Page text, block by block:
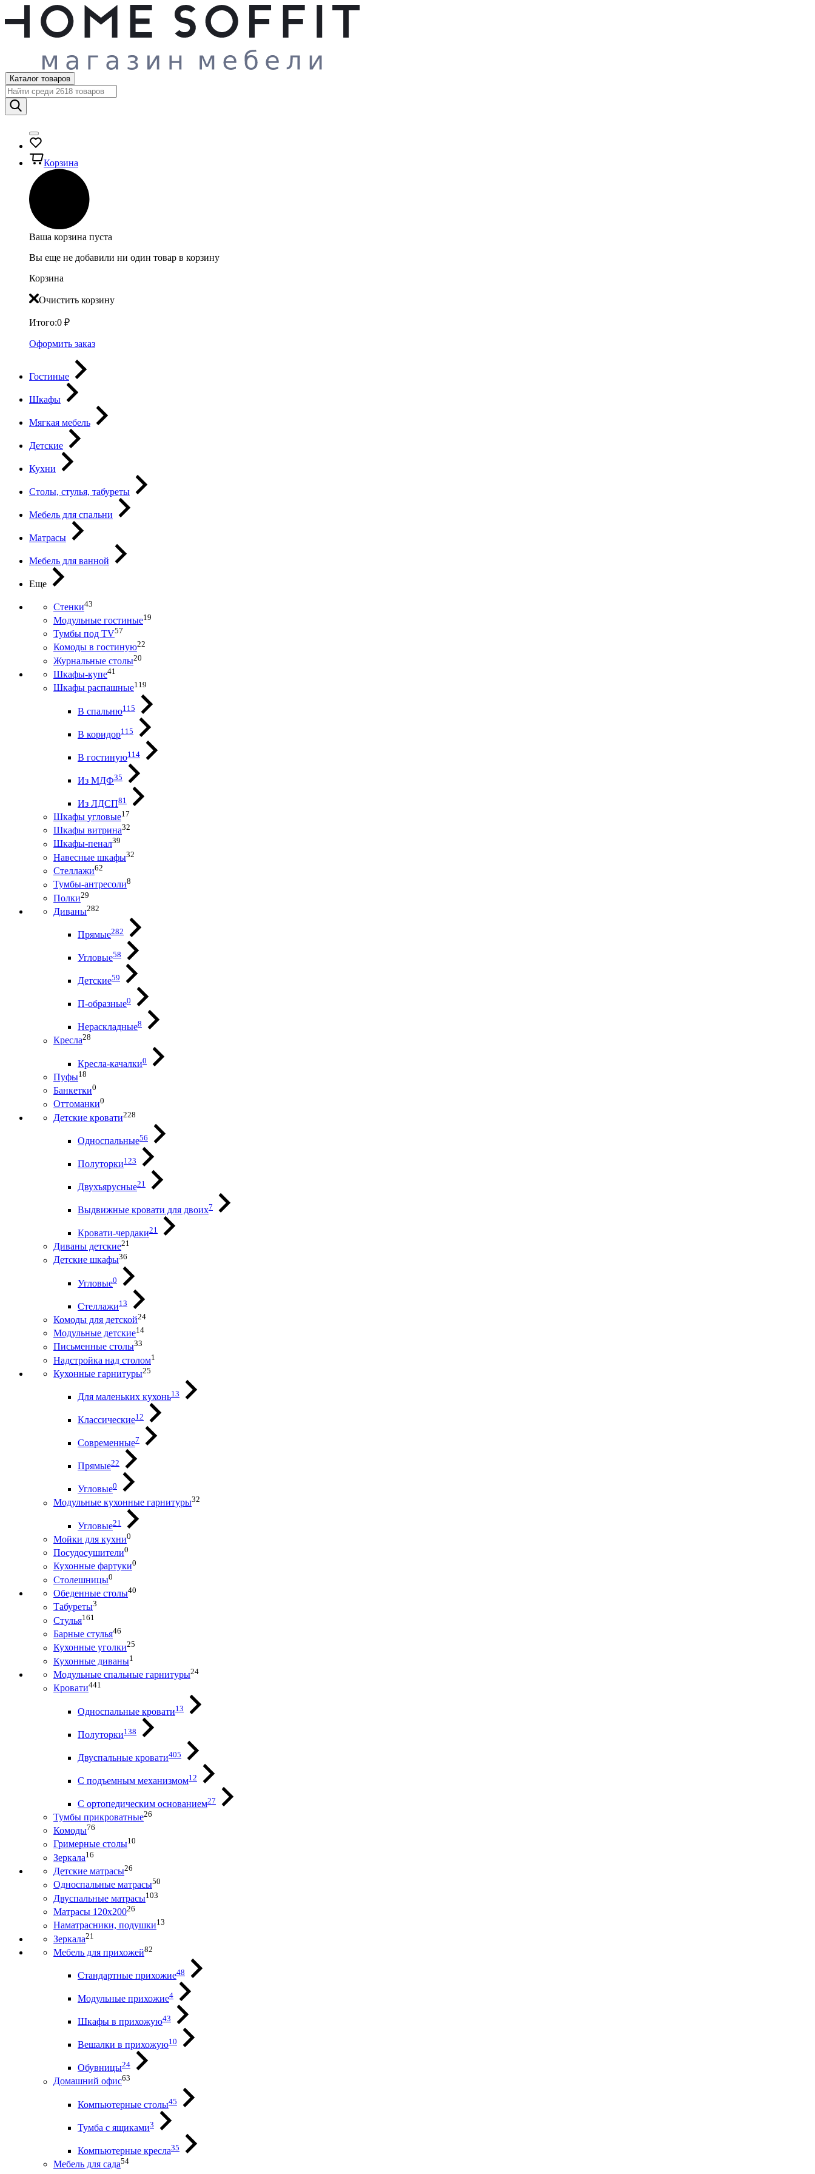
Каталог товаров
Корзина
Ваша корзина пуста
Вы еще не добавили ни один товар в корзину
Корзина
Очистить корзину
Итого:0 ₽
Оформить заказ
Гостиные
Шкафы
Мягкая мебель
Детские
Кухни
Столы, стулья, табуреты
Мебель для спальни
Матрасы
Мебель для ванной
Еще
Стенки43
Модульные гостиные19
Тумбы под ТV57
Комоды в гостиную22
Журнальные столы20
Шкафы-купе41
Шкафы распашные119
В спальню115
В коридор115
В гостиную114
Из МДФ35
Из ЛДСП81
Шкафы угловые17
Шкафы витрина32
Шкафы-пенал39
Навесные шкафы32
Стеллажи62
Тумбы-антресоли8
Полки29
Диваны282
Прямые282
Угловые58
Детские59
П-образные0
Нераскладные8
Кресла28
Кресла-качалки0
Пуфы18
Банкетки0
Оттоманки0
Детские кровати228
Односпальные56
Полуторки123
Двухъярусные21
Выдвижные кровати для двоих7
Кровати-чердаки21
Диваны детские21
Детские шкафы36
Угловые0
Стеллажи13
Комоды для детской24
Модульные детские14
Письменные столы33
Надстройка над столом1
Кухонные гарнитуры25
Для маленьких кухонь13
Классические12
Современные7
Прямые22
Угловые0
Модульные кухонные гарнитуры32
Угловые21
Мойки для кухни0
Посудосушители0
Кухонные фартуки0
Столешницы0
Обеденные столы40
Табуреты3
Стулья161
Барные стулья46
Кухонные уголки25
Кухонные диваны1
Модульные спальные гарнитуры24
Кровати441
Односпальные кровати13
Полуторки138
Двуспальные кровати405
С подъемным механизмом12
С ортопедическим основанием27
Тумбы прикроватные26
Комоды76
Гримерные столы10
Зеркала16
Детские матрасы26
Односпальные матрасы50
Двуспальные матрасы103
Матрасы 120х20026
Наматрасники, подушки13
Зеркала21
Мебель для прихожей82
Стандартные прихожие48
Модульные прихожие4
Шкафы в прихожую43
Вешалки в прихожую10
Обувницы24
Домашний офис63
Компьютерные столы45
Тумба с ящиками3
Компьютерные кресла35
Мебель для сада54